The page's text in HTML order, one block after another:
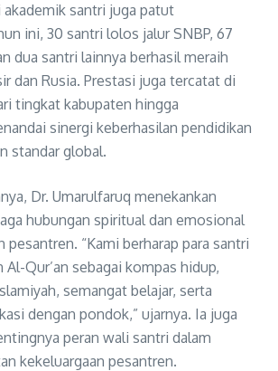
akademik santri juga patut
ini, 30 santri lolos jalur SNBP, 67
dua santri lainnya berhasil meraih
dan Rusia. Prestasi juga tercatat di
tingkat kabupaten hingga
sinergi keberhasilan pendidikan
standar global.
Dr. Umarulfaruq menekankan
hubungan spiritual dan emosional
pesantren. “Kami berharap para santri
Qur’an sebagai kompas hidup,
semangat belajar, serta
dengan pondok,” ujarnya. Ia juga
peran wali santri dalam
kekeluargaan pesantren.